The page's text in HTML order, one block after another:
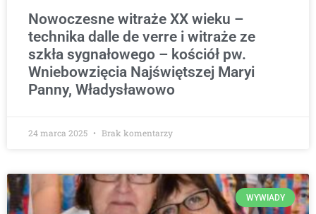
Nowoczesne witraże XX wieku –
technika dalle de verre i witraże ze
szkła sygnałowego – kościół pw.
Wniebowzięcia Najświętszej Maryi
Panny, Władysławowo
24 marca 2025 Brak komentarzy
WYWIADY